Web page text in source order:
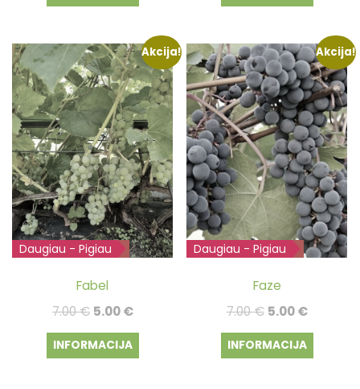
Akcija!
Išparduota
Daugiau - Pigiau
Fabel
7.00€ Original
price
was:
5.00€Current
price
is:
INFORMACIJA
Akcija!
Išparduota
Daugiau - Pigiau
Faze
7.00€ Original
price
was:
5.00€Current
price
is:
INFORMACIJA